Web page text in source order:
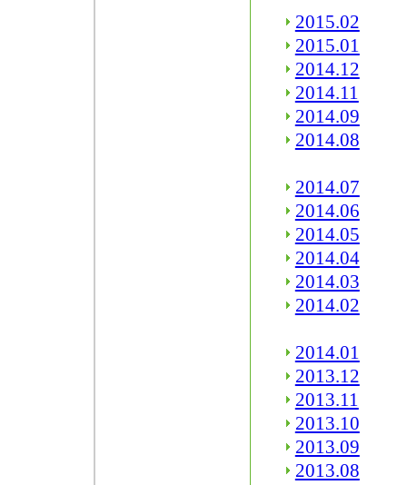
2015.02
2015.01
2014.12
2014.11
2014.09
2014.08
2014.07
2014.06
2014.05
2014.04
2014.03
2014.02
2014.01
2013.12
2013.11
2013.10
2013.09
2013.08